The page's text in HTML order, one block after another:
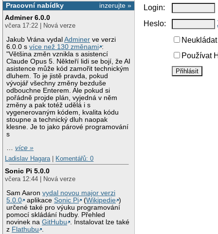
inzerujte »
Pracovní nabídky
Adminer 6.0.0
včera 17:22 | Nová verze
Jakub Vrána vydalAdminer ve verzi
6.0.0 svíce než 130 změnami :
"Většina změn vznikla s asistencí
Claude Opus 5. Někteří lidi se bojí, že AI
asistence může kód zamořit technickým
dluhem. To je jistě pravda, pokud
vývojář všechny změny bezduše
odbouchne Enterem. Ale pokud si
pořádně projde plán, vyjedná v něm
změny a pak totéž udělá i s
vygenerovaným kódem, kvalita kódu
stoupne a technický dluh naopak
klesne. Je to jako párové programování
s
…více »
Ladislav Hagara
Komentářů: 0
Sonic Pi 5.0.0
včera 12:44 | Nová verze
Sam Aaronvydal novou major verzi
5.0.0
aplikaceSonic Pi (Wikipedie )
určené také pro výuku programování
pomocí skládání hudby. Přehled
novinek naGitHubu . Instalovat lze také
z Flathubu .
Login:
Heslo:
Používat